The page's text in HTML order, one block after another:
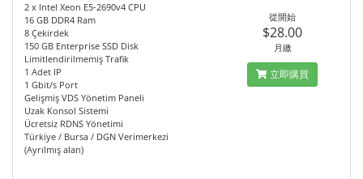
2 x Intel Xeon E5-2690v4 CPU
16 GB DDR4 Ram
8 Çekirdek
150 GB Enterprise SSD Disk
Limitlendirilmemiş Trafik
1 Adet IP
1 Gbit/s Port
Gelişmiş VDS Yönetim Paneli
Uzak Konsol Sistemi
Ücretsiz RDNS Yönetimi
Türkiye / Bursa / DGN Verimerkezi
(Ayrılmış alan)
從開始
$28.00
月繳
立即購買